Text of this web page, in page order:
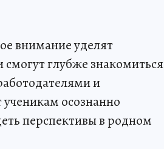
внимание уделят
глубже знакомиться
и
осознанно
перспективы в родном